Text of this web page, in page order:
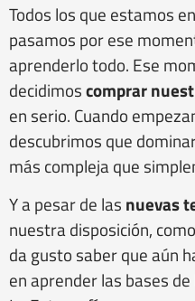
Todos los que estamos
pasamos por ese
aprenderlo todo. Ese
decidimoscomprar
en serio. Cuando
descubrimos que
más compleja que
Y a pesar de las nuevas
nuestra disposición,
da gusto saber que aún
en aprender las bases